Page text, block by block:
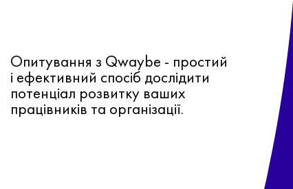
Опитування з Qwaybe - простий
і ефективний спосіб дослідити
потенціал розвитку ваших
працівників та організації.